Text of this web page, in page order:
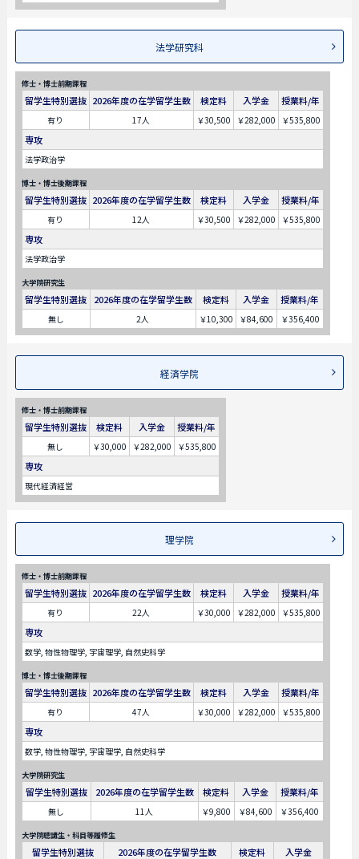
法学研究科
修士・博士前期課程
留学生特別選抜 2026年度の在学留学生数 検定料 入学金 授業料/年
有り 17人 ￥30,500 ￥282,000 ￥535,800
専攻
法学政治学
博士・博士後期課程
留学生特別選抜 2026年度の在学留学生数 検定料 入学金 授業料/年
有り 12人 ￥30,500 ￥282,000 ￥535,800
専攻
法学政治学
大学院研究生
留学生特別選抜 2026年度の在学留学生数 検定料 入学金 授業料/年
無し 2人 ￥10,300 ￥84,600 ￥356,400
経済学院
修士・博士前期課程
留学生特別選抜 検定料 入学金 授業料/年
無し ￥30,000 ￥282,000 ￥535,800
専攻
現代経済経営
理学院
修士・博士前期課程
留学生特別選抜 2026年度の在学留学生数 検定料 入学金 授業料/年
有り 22人 ￥30,000 ￥282,000 ￥535,800
専攻
数学, 物性物理学, 宇宙理学, 自然史科学
博士・博士後期課程
留学生特別選抜 2026年度の在学留学生数 検定料 入学金 授業料/年
有り 47人 ￥30,000 ￥282,000 ￥535,800
専攻
数学, 物性物理学, 宇宙理学, 自然史科学
大学院研究生
留学生特別選抜 2026年度の在学留学生数 検定料 入学金 授業料/年
無し 11人 ￥9,800 ￥84,600 ￥356,400
大学院聴講生・科目等履修生
留学生特別選抜 2026年度の在学留学生数 検定料 入学金